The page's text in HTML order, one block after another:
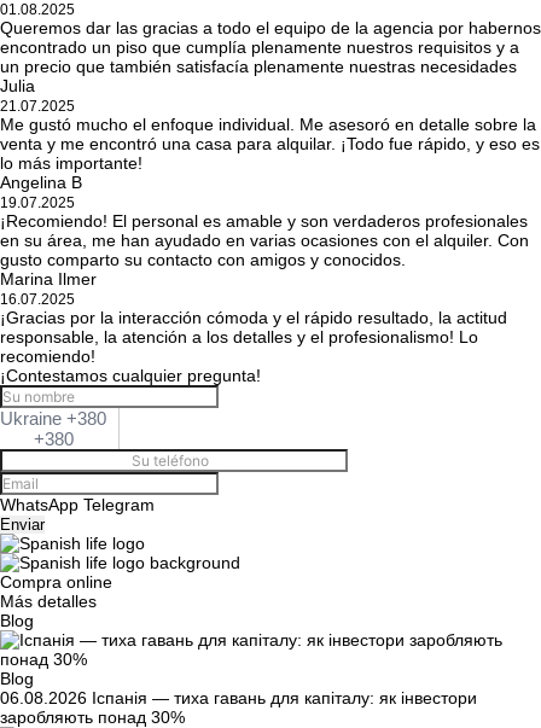
01.08.2025
Queremos dar las gracias a todo el equipo de la agencia por habernos
encontrado un piso que cumplía plenamente nuestros requisitos y a
un precio que también satisfacía plenamente nuestras necesidades
Julia
21.07.2025
Me gustó mucho el enfoque individual. Me asesoró en detalle sobre la
venta y me encontró una casa para alquilar. ¡Todo fue rápido, y eso es
lo más importante!
Angelina B
19.07.2025
¡Recomiendo! El personal es amable y son verdaderos profesionales
en su área, me han ayudado en varias ocasiones con el alquiler. Con
gusto comparto su contacto con amigos y conocidos.
Marina Ilmer
16.07.2025
¡Gracias por la interacción cómoda y el rápido resultado, la actitud
responsable, la atención a los detalles y el profesionalismo! Lo
recomiendo!
¡Contestamos cualquier pregunta!
Ukraine +380
+380
WhatsApp Telegram
Enviar
Compra online
Más detalles
Blog
Blog
06.08.2026 Іспанія — тиха гавань для капіталу: як інвестори
заробляють понад 30%